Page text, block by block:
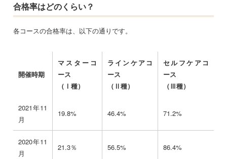
合格率はどのくらい？
各コースの合格率は、以下の通りです。
開催時期
マスターコ
ース
（Ⅰ種）
ラインケアコ
ース
（Ⅱ種）
セルフケアコ
ース
（Ⅲ種）
2021年11
月
19.8% 46.4% 71.2%
2020年11
月
21.3％ 56.5% 86.4%